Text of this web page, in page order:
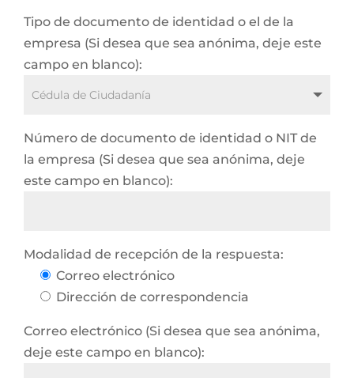
Tipo de documento de identidad o el de la
empresa (Si desea que sea anónima, deje este
campo en blanco):
Número de documento de identidad o NIT de
la empresa (Si desea que sea anónima, deje
este campo en blanco):
Modalidad de recepción de la respuesta:
Correo electrónico
Dirección de correspondencia
Correo electrónico (Si desea que sea anónima,
deje este campo en blanco):